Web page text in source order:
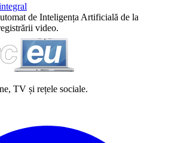
de Inteligența Artificială de la
video.
TV și rețele sociale.